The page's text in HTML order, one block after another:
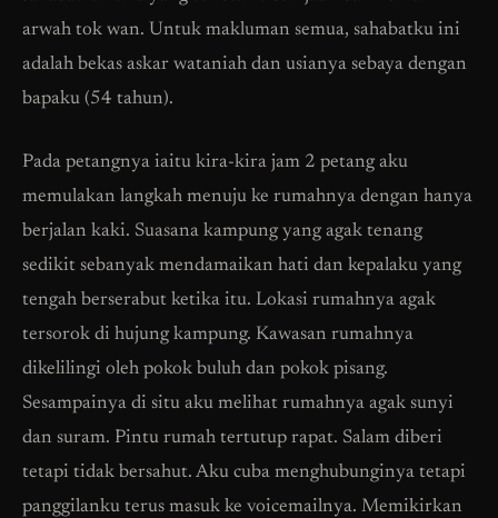
arwah tok wan. Untuk makluman semua, sahabatku ini
adalah bekas askar wataniah dan usianya sebaya dengan
bapaku (54 tahun).
Pada petangnya iaitu kira-kira jam 2 petang aku
memulakan langkah menuju ke rumahnya dengan hanya
berjalan kaki. Suasana kampung yang agak tenang
sedikit sebanyak mendamaikan hati dan kepalaku yang
tengah berserabut ketika itu. Lokasi rumahnya agak
tersorok di hujung kampung. Kawasan rumahnya
dikelilingi oleh pokok buluh dan pokok pisang.
Sesampainya di situ aku melihat rumahnya agak sunyi
dan suram. Pintu rumah tertutup rapat. Salam diberi
tetapi tidak bersahut. Aku cuba menghubunginya tetapi
panggilanku terus masuk ke voicemailnya. Memikirkan